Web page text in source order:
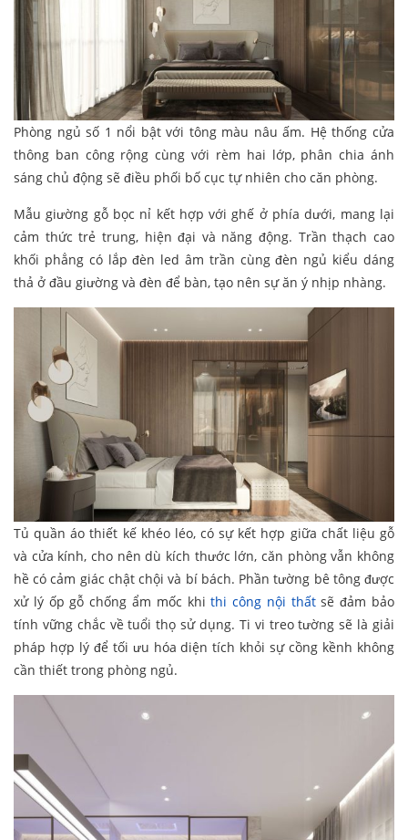
Phòng ngủ số 1 nổi bật với tông màu nâu ấm. Hệ thống cửa
thông ban công rộng cùng với rèm hai lớp, phân chia ánh
sáng chủ động sẽ điều phối bố cục tự nhiên cho căn phòng.
Mẫu giường gỗ bọc nỉ kết hợp với ghế ở phía dưới, mang lại
cảm thức trẻ trung, hiện đại và năng động. Trần thạch cao
khối phẳng có lắp đèn led âm trần cùng đèn ngủ kiểu dáng
thả ở đầu giường và đèn để bàn, tạo nên sự ăn ý nhịp nhàng.
Tủ quần áo thiết kế khéo léo, có sự kết hợp giữa chất liệu gỗ
và cửa kính, cho nên dù kích thước lớn, căn phòng vẫn không
hề có cảm giác chật chội và bí bách. Phần tường bê tông được
xử lý ốp gỗ chống ẩm mốc khithi công nội thấtsẽ đảm bảo
tính vững chắc về tuổi thọ sử dụng. Ti vi treo tường sẽ là giải
pháp hợp lý để tối ưu hóa diện tích khỏi sự cồng kềnh không
cần thiết trong phòng ngủ.